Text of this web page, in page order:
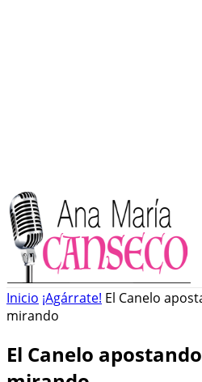
Inicio ¡Agárrate! El Canelo
mirando
El Canelo